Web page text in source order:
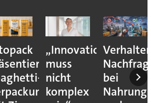
„Innovation
muss
nicht
komplex
bei